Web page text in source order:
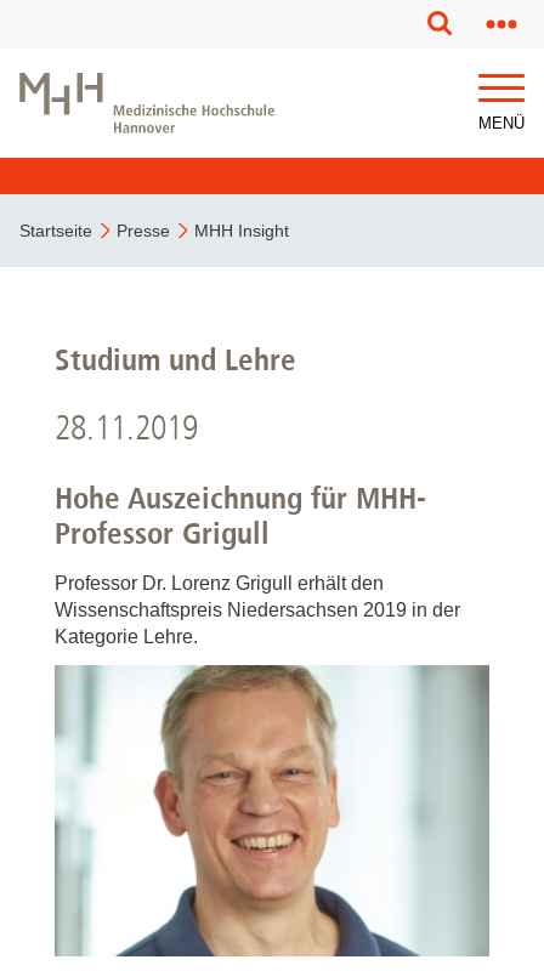
MENÜ
Startseite Presse MHH Insight
Studium und Lehre
28.11.2019
Hohe Auszeichnung für MHH-
Professor Grigull
Professor Dr. Lorenz Grigull erhält den
Wissenschaftspreis Niedersachsen 2019 in der
Kategorie Lehre.